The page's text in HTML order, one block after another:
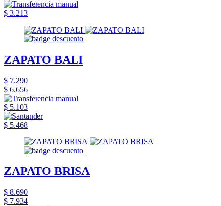
$ 3.213
ZAPATO BALI
$ 7.290
$ 6.656
$ 5.103
$ 5.468
ZAPATO BRISA
$ 8.690
$ 7.934